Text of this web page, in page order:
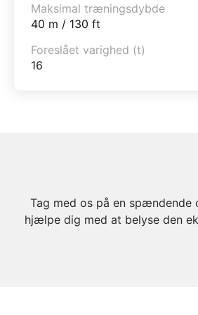
Maksimal træningsdybde
40 m / 130 ft
Foreslået varighed (t)
16
Tag med os på en spændende
hjælpe dig med at belyse den